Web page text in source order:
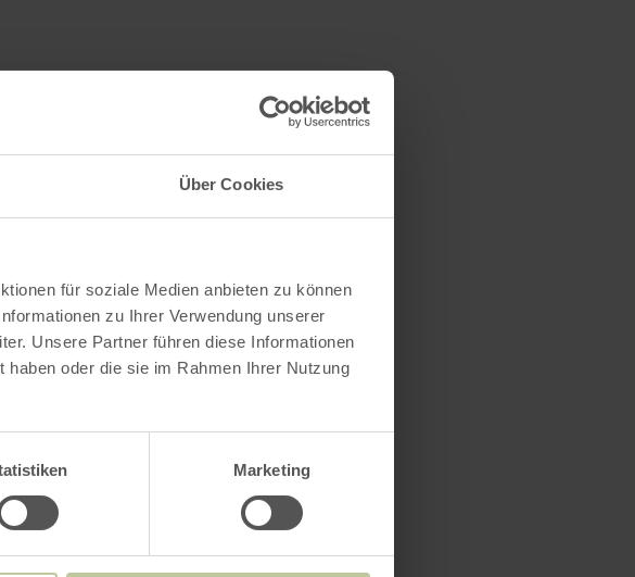
Über Cookies
für soziale Medien anbieten zu können
zu Ihrer Verwendung unserer
Unsere Partner führen diese Informationen
oder die sie im Rahmen Ihrer Nutzung
Marketing